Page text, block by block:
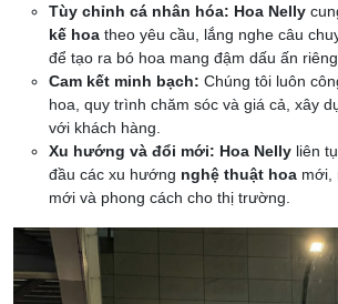
Tùy chỉnh cá nhân hóa: Hoa Nelly
kế hoa theo yêu cầu, lắng nghe câu
để tạo ra bó hoa mang đậm dấu ấn
Cam kết minh bạch: Chúng tôi luôn
hoa, quy trình chăm sóc và giá cả, xây
với khách hàng.
Xu hướng và đổi mới: Hoa Nelly liên
đầu các xu hướng nghệ thuật hoa mới,
mới và phong cách cho thị trường.